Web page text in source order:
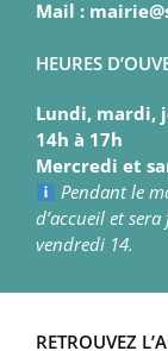
Mail :
HEURES
Lundi, mardi,
14h à 17h
Mercredi et
Pendant le
d’accueil et
vendredi 14.
RETROUVEZ